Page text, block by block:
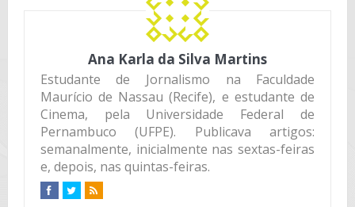
Ana Karla da Silva Martins
Estudante de Jornalismo na Faculdade
Maurício de Nassau (Recife), e estudante de
Cinema, pela Universidade Federal de
Pernambuco (UFPE). Publicava artigos:
semanalmente, inicialmente nas sextas-feiras
e, depois, nas quintas-feiras.